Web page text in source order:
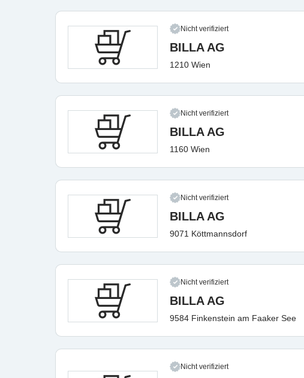
Nicht verifiziert
BILLA AG
1210 Wien
Nicht verifiziert
BILLA AG
1160 Wien
Nicht verifiziert
BILLA AG
9071 Köttmannsdorf
Nicht verifiziert
BILLA AG
9584 Finkenstein am Faaker See
Nicht verifiziert